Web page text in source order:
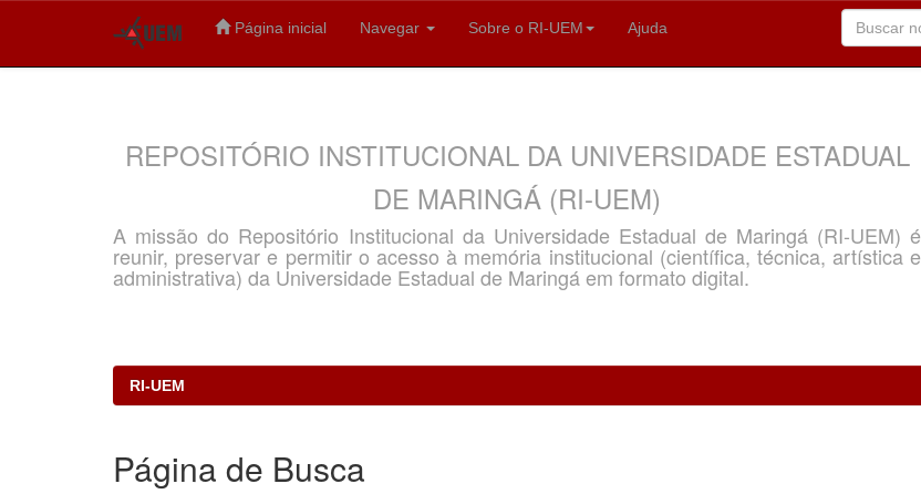
Página inicial Navegar Sobre o RI-UEM Ajuda
REPOSITÓRIO INSTITUCIONAL DA UNIVERSIDADE ESTADUAL
DE MARINGÁ (RI-UEM)
A missão do Repositório Institucional da Universidade Estadual de Maringá (RI-UEM) é
reunir, preservar e permitir o acesso à memória institucional (científica, técnica, artística e
administrativa) da Universidade Estadual de Maringá em formato digital.
RI-UEM
Página de Busca